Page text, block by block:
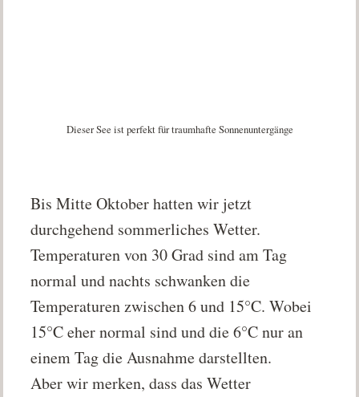
Dieser See ist perfekt für traumhafte Sonnenuntergänge
Bis Mitte Oktober hatten wir jetzt
durchgehend sommerliches Wetter.
Temperaturen von 30 Grad sind am Tag
normal und nachts schwanken die
Temperaturen zwischen 6 und 15°C. Wobei
15°C eher normal sind und die 6°C nur an
einem Tag die Ausnahme darstellten.
Aber wir merken, dass das Wetter